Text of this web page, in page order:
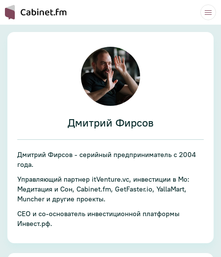
Дмитрий Фирсов
Дмитрий Фирсов - серийный предприниматель с 2004
года.
Управляющий партнер itVenture.vc, инвестиции в Mо:
Медитация и Сон, Cabinet.fm, GetFaster.io, YallaMart,
Muncher и другие проекты.
CEO и со-основатель инвестиционной платформы
Инвест.рф.